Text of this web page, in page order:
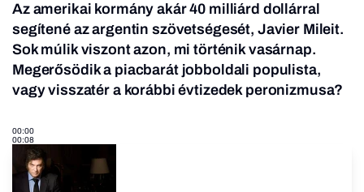
Az amerikai kormány akár 40 milliárd dollárral
segítené az argentin szövetségesét, Javier Mileit.
Sok múlik viszont azon, mi történik vasárnap.
Megerősödik a piacbarát jobboldali populista,
vagy visszatér a korábbi évtizedek peronizmusa?
00:00
00:08